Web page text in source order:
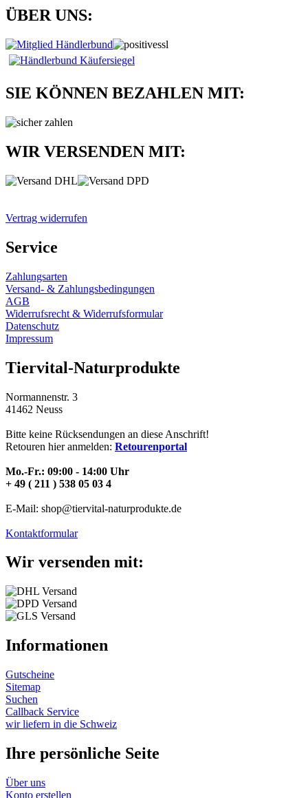
ÜBER UNS:
SIE KÖNNEN BEZAHLEN MIT:
WIR VERSENDEN MIT:
Vertrag widerrufen
Service
Zahlungsarten
Versand- & Zahlungsbedingungen
AGB
Widerrufsrecht & Widerrufsformular
Datenschutz
Impressum
Tiervital-Naturprodukte
Normannenstr. 3
41462 Neuss
Bitte keine Rücksendungen an diese Anschrift!
Retouren hier anmelden: Retourenportal
Mo.-Fr.: 09:00 - 14:00 Uhr
+ 49 ( 211 ) 538 05 03 4
E-Mail: shop@tiervital-naturprodukte.de
Kontaktformular
Wir versenden mit:
Informationen
Gutscheine
Sitemap
Suchen
Callback Service
wir liefern in die Schweiz
Ihre persönliche Seite
Über uns
Konto erstellen